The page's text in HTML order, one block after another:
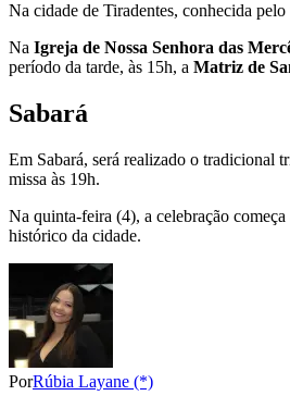
Na cidade de Tiradentes, conhecida
Na Igreja de Nossa Senhora das
período da tarde, às 15h, a Matriz de
Sabará
Em Sabará, será realizado o tradicional
missa às 19h.
Na quinta-feira (4), a celebração
histórico da cidade.
PorRúbia Layane (*)